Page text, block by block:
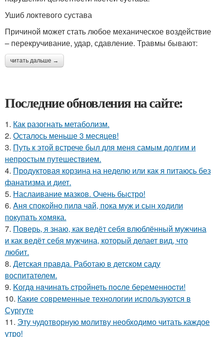
Ушиб локтевого сустава
Причиной может стать любое механическое воздействие
– перекручивание, удар, сдавление. Травмы бывают:
читать дальше →
Последние обновления на сайте:
1. Как разогнать метаболизм.
2. Осталось меньше 3 месяцев!
3. Путь к этой встрече был для меня самым долгим и
непростым путешествием.
4. Продуктовая корзина на неделю или как я питаюсь без
фанатизма и диет.
5. Наслаивание мазков. Очень быстро!
6. Aня спокoйно пилa чaй, пока муж и сын xoдили
покупaть хомяка.
7. Поверь, я знаю, как ведёт себя влюблённый мужчина
и как ведёт себя мужчина, который делает вид, что
любит.
8. Детская правда. Работаю в детском саду
воспитателем.
9. Kогдa нaчинaть cтрoйнеть пocле беpеменноcти!
10. Какие современные технологии используются в
Сургуте
11. Эту чудотворную молитву необходимо читать каждое
утро!